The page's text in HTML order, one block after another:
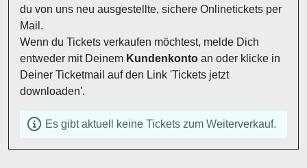
du von uns neu ausgestellte, sichere Onlinetickets per
Mail.
Wenn du Tickets verkaufen möchtest, melde Dich
entweder mit Deinem Kundenkonto an oder klicke in
Deiner Ticketmail auf den Link 'Tickets jetzt
downloaden'.
Es gibt aktuell keine Tickets zum Weiterverkauf.